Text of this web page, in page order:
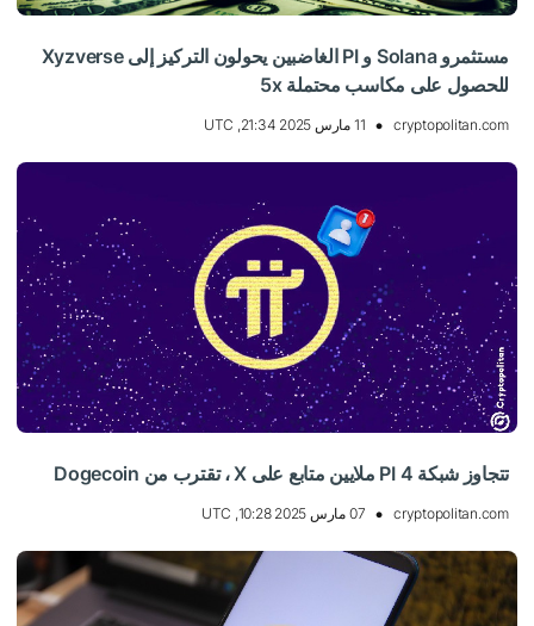
مستثمرو Solana و PI الغاضبين يحولون التركيز إلى Xyzverse
للحصول على مكاسب محتملة 5x
cryptopolitan.com 11 مارس 2025 21:34, UTC
تتجاوز شبكة PI 4 ملايين متابع على X ، تقترب من Dogecoin
cryptopolitan.com 07 مارس 2025 10:28, UTC